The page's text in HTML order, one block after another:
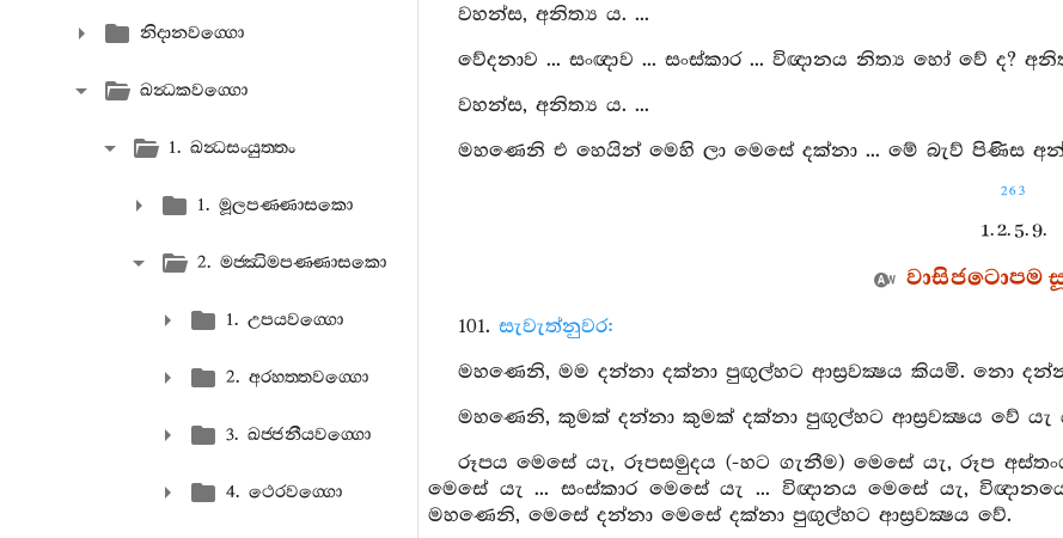
නිදානවග‍්ගො
ඛන්‍ධකවග‍්ගො
1. ඛන්‍ධසංයුත‍්තං
1. මූලපණ‍්ණාසකො
2. මජ‍්ඣිමපණ‍්ණාසකො
1. උපයවග‍්ගො
2. අරහත‍්තවග‍්ගො
3. ඛජ‍්ජනීයවග‍්ගො
4. ථෙරවග‍්ගො
වහන්ස, අනිත්‍ය ය. ...
වේදනාව ... සංඥාව ... සංස්කාර ... විඥානය නිත්‍ය හෝ වේ ද?
වහන්ස, අනිත්‍ය ය. ...
මහණෙනි එ හෙයින් මෙහි ලා මෙසේ දක්නා ... මේ බැව් පිණිස
263
1. 2. 5. 9.
වාසිජටොපම
101. සැවැත්නුවර:
මහණෙනි, මම දන්නා දක්නා පුඟුල්හට ආස්‍රවක්‍ෂය කියමි. නො
මහණෙනි, කුමක් දන්නා කුමක් දක්නා පුඟුල්හට ආස්‍රවක්‍ෂය වේ යැ
රූපය මෙසේ යැ, රූපසමුදය (-හට ගැනීම) මෙසේ යැ, රූප
මෙසේ යැ ... සංස්කාර මෙසේ යැ ... විඥානය මෙසේ යැ,
මහණෙනි, මෙසේ දන්නා මෙසේ දක්නා පුඟුල්හට ආස්‍රවක්‍ෂය වේ.